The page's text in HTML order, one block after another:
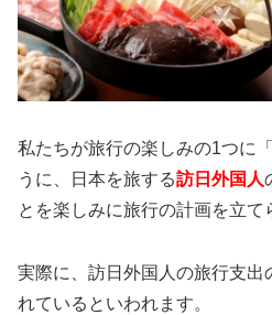
私たちが旅行の楽しみの1つに
うに、日本を旅する訪日外国人
とを楽しみに旅行の計画を立て
実際に、訪日外国人の旅行支出
れているといわれます。